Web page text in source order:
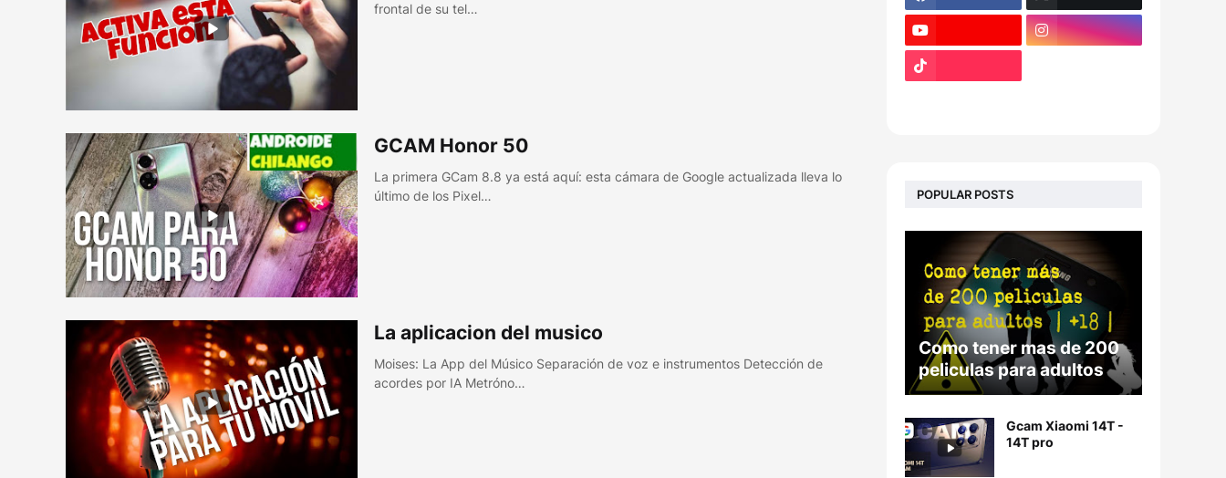
frontal de su tel…
GCAM Honor 50
La primera GCam 8.8 ya está aquí: esta cámara de Google actualizada lleva lo
último de los Pixel…
La aplicacion del musico
Moises: La App del Músico Separación de voz e instrumentos Detección de
acordes por IA Metróno…
POPULAR POSTS
Como tener mas de 200
peliculas para adultos
Gcam Xiaomi 14T -
14T pro